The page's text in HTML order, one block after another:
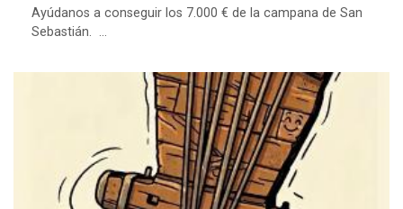
Ayúdanos a conseguir los 7.000 € de la campana de San
Sebastián. ...